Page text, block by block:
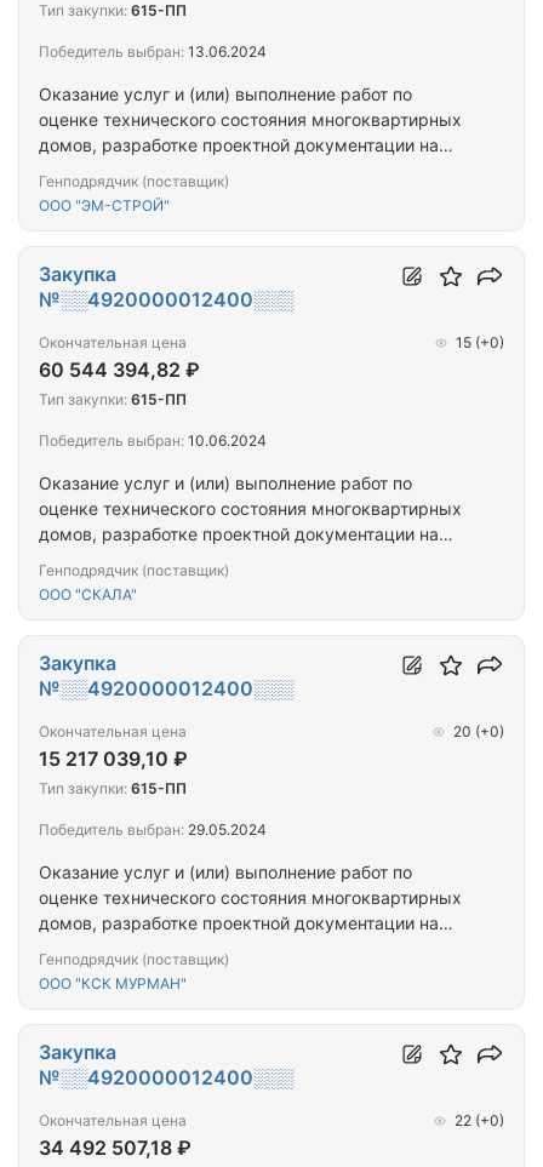
Оказание услуг и (или) выполнение работ по
оценке технического состояния многоквартирных
домов, разработке проектной документации на
имущества многоквартирных домов,
многоквартирных домов (ПРОЕКТ+СМР)
(Мончегорск-Оленья_Килпъявр_7МКД)
Генподрядчик (поставщик)
ООО "ЭМ-СТРОЙ"
Тип закупки: 615-ПП
Победитель выбран: 13.06.2024
Оказание услуг и (или) выполнение работ по
оценке технического состояния многоквартирных
домов, разработке проектной документации на
имущества многоквартирных домов,
многоквартирных домов (ПРОЕКТ+СМР) (нп.
Спутник ул. Новая, д. 8)
Генподрядчик (поставщик)
ООО "СКАЛА"
Закупка
№░░4920000012400░░░
Окончательная цена
60 544 394,82 ₽
15 (+0)
Тип закупки: 615-ПП
Победитель выбран: 10.06.2024
Оказание услуг и (или) выполнение работ по
оценке технического состояния многоквартирных
домов, разработке проектной документации на
имущества многоквартирных домов,
многоквартирных домов (ПРОЕКТ+СМР) (н.п.
Печенга_5МКД)
Генподрядчик (поставщик)
ООО "КСК МУРМАН"
Закупка
№░░4920000012400░░░
Окончательная цена
15 217 039,10 ₽
20 (+0)
Тип закупки: 615-ПП
Победитель выбран: 29.05.2024
Закупка
№░░4920000012400░░░
Окончательная цена
34 492 507,18 ₽
22 (+0)